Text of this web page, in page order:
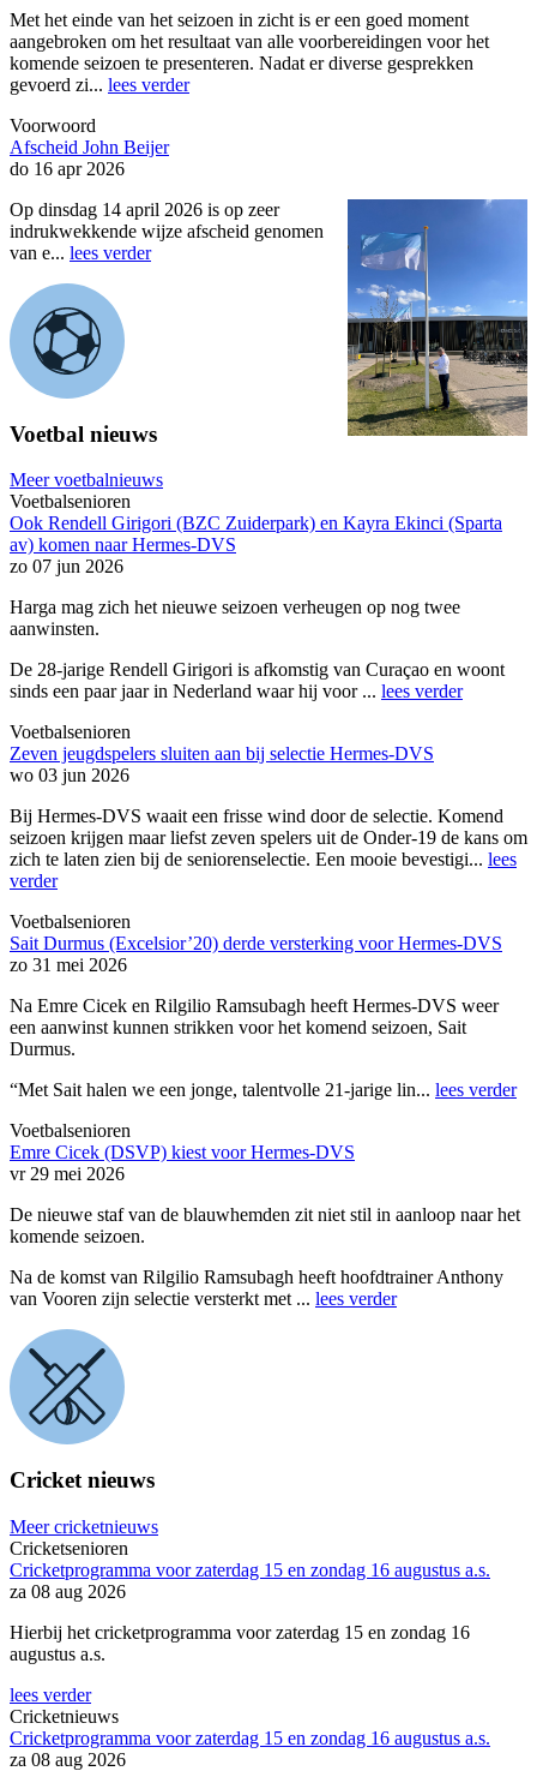
Met het einde van het seizoen in zicht is er een goed moment
aangebroken om het resultaat van alle voorbereidingen voor het
komende seizoen te presenteren. Nadat er diverse gesprekken
gevoerd zi... lees verder
Voorwoord
Afscheid John Beijer
do 16 apr 2026
Op dinsdag 14 april 2026 is op zeer
indrukwekkende wijze afscheid genomen
van e... lees verder
Voetbal nieuws
Meer voetbalnieuws
Voetbalsenioren
Ook Rendell Girigori (BZC Zuiderpark) en Kayra Ekinci (Sparta
av) komen naar Hermes-DVS
zo 07 jun 2026
Harga mag zich het nieuwe seizoen verheugen op nog twee
aanwinsten.
De 28-jarige Rendell Girigori is afkomstig van Curaçao en woont
sinds een paar jaar in Nederland waar hij voor ... lees verder
Voetbalsenioren
Zeven jeugdspelers sluiten aan bij selectie Hermes-DVS
wo 03 jun 2026
Bij Hermes-DVS waait een frisse wind door de selectie. Komend
seizoen krijgen maar liefst zeven spelers uit de Onder-19 de kans om
zich te laten zien bij de seniorenselectie. Een mooie bevestigi... lees
verder
Voetbalsenioren
Sait Durmus (Excelsior’20) derde versterking voor Hermes-DVS
zo 31 mei 2026
Na Emre Cicek en Rilgilio Ramsubagh heeft Hermes-DVS weer
een aanwinst kunnen strikken voor het komend seizoen, Sait
Durmus.
“Met Sait halen we een jonge, talentvolle 21-jarige lin... lees verder
Voetbalsenioren
Emre Cicek (DSVP) kiest voor Hermes-DVS
vr 29 mei 2026
De nieuwe staf van de blauwhemden zit niet stil in aanloop naar het
komende seizoen.
Na de komst van Rilgilio Ramsubagh heeft hoofdtrainer Anthony
van Vooren zijn selectie versterkt met ... lees verder
Cricket nieuws
Meer cricketnieuws
Cricketsenioren
Cricketprogramma voor zaterdag 15 en zondag 16 augustus a.s.
za 08 aug 2026
Hierbij het cricketprogramma voor zaterdag 15 en zondag 16
augustus a.s.
lees verder
Cricketnieuws
Cricketprogramma voor zaterdag 15 en zondag 16 augustus a.s.
za 08 aug 2026